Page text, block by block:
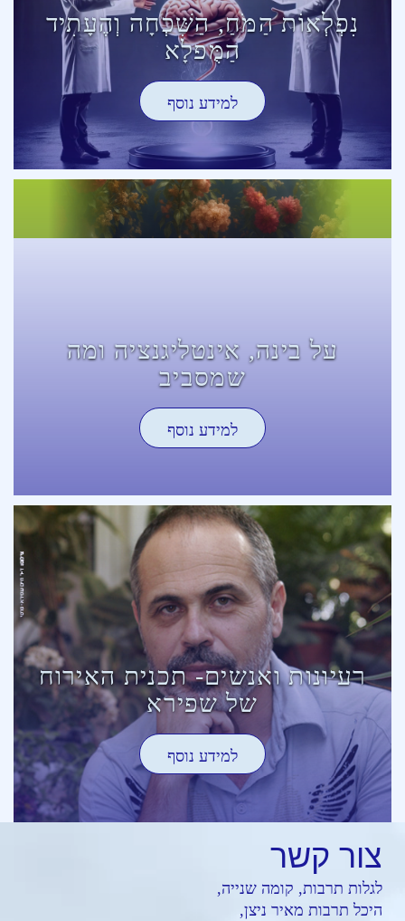
נִפְלְאוֹת הַמֹּחַ, הַשִּׁכְחָה וְהֶעָתִיד
הַמֻּפלָא
למידע נוסף
על בינה, אינטליגנציה ומה
שמסביב
למידע נוסף
רעיונות ואנשים- תכנית האירוח
של שפירא
למידע נוסף
צור קשר
לגלות תרבות, קומה שנייה,
היכל תרבות מאיר ניצן,